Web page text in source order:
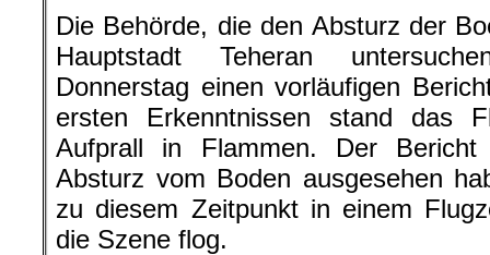
Die Behörde, die den Absturz der
Hauptstadt Teheran
Donnerstag einen vorläufigen
ersten Erkenntnissen stand das
Aufprall in Flammen. Der
Absturz vom Boden ausgesehen
zu diesem Zeitpunkt in einem
die Szene flog.